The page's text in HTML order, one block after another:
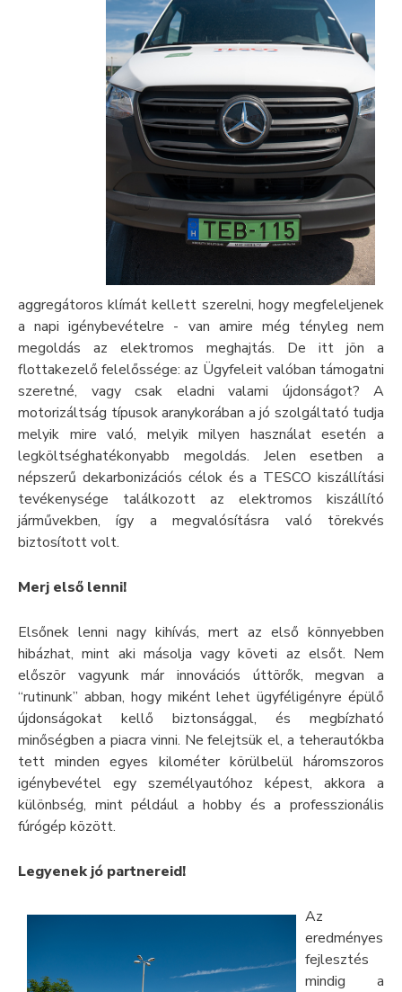
aggregátoros klímát kellett szerelni, hogy megfeleljenek
a napi igénybevételre - van amire még tényleg nem
megoldás az elektromos meghajtás. De itt jön a
flottakezelő felelőssége: az Ügyfeleit valóban támogatni
szeretné, vagy csak eladni valami újdonságot? A
motorizáltság típusok aranykorában a jó szolgáltató tudja
melyik mire való, melyik milyen használat esetén a
legköltséghatékonyabb megoldás. Jelen esetben a
népszerű dekarbonizációs célok és a TESCO kiszállítási
tevékenysége találkozott az elektromos kiszállító
járművekben, így a megvalósításra való törekvés
biztosított volt.
Merj első lenni!
Elsőnek lenni nagy kihívás, mert az első könnyebben
hibázhat, mint aki másolja vagy követi az elsőt. Nem
először vagyunk már innovációs úttörők, megvan a
“rutinunk” abban, hogy miként lehet ügyféligényre épülő
újdonságokat kellő biztonsággal, és megbízható
minőségben a piacra vinni. Ne felejtsük el, a teherautókba
tett minden egyes kilométer körülbelül háromszoros
igénybevétel egy személyautóhoz képest, akkora a
különbség, mint például a hobby és a professzionális
fúrógép között.
Legyenek jó partnereid!
Az
eredményes
fejlesztés
mindig a